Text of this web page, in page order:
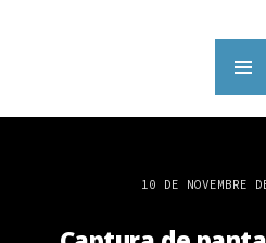
10 DE NOVEMBRE